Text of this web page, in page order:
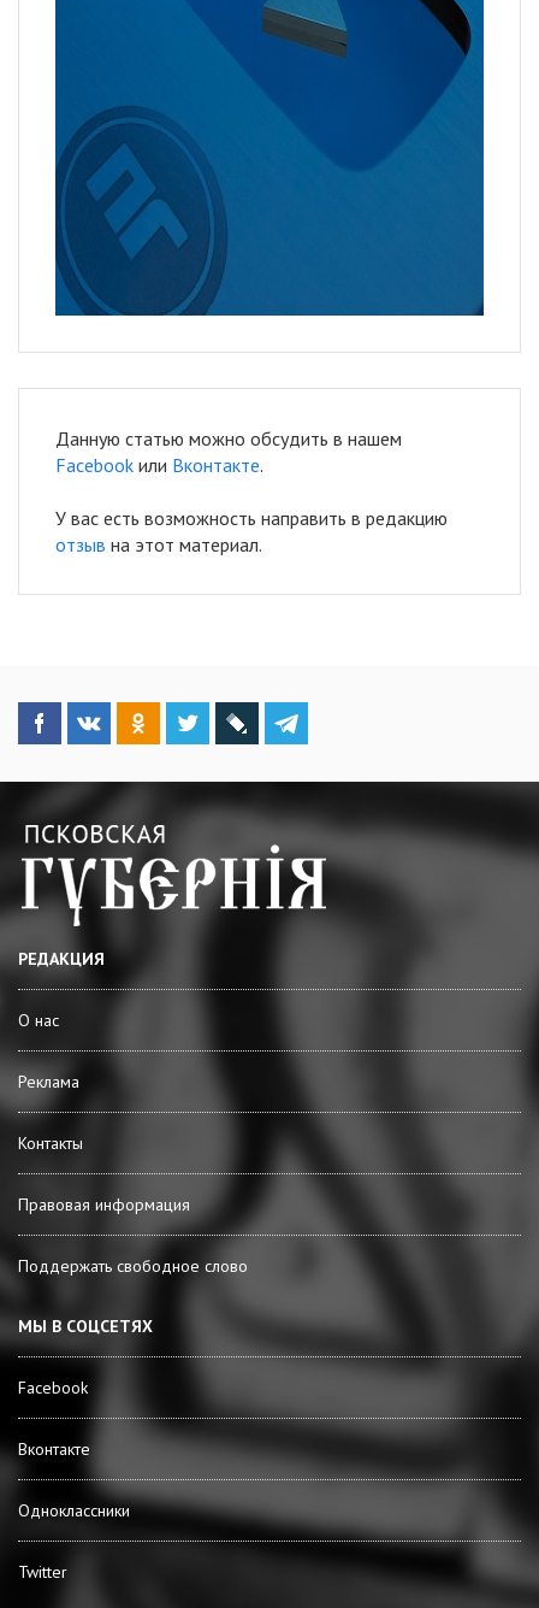
Данную статью можно обсудить в нашем
Facebook или Вконтакте.
У вас есть возможность направить в редакцию
отзыв на этот материал.
РЕДАКЦИЯ
О нас
Реклама
Контакты
Правовая информация
Поддержать свободное слово
МЫ В СОЦСЕТЯХ
Facebook
Вконтакте
Одноклассники
Twitter